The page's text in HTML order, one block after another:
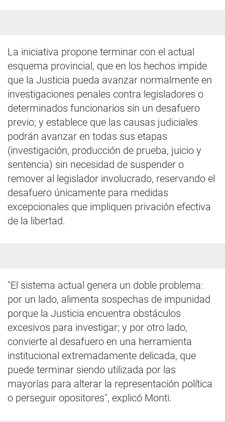
La iniciativa propone terminar con el actual
esquema provincial, que en los hechos impide
que la Justicia pueda avanzar normalmente en
investigaciones penales contra legisladores o
determinados funcionarios sin un desafuero
previo; y establece que las causas judiciales
podrán avanzar en todas sus etapas
(investigación, producción de prueba, juicio y
sentencia) sin necesidad de suspender o
remover al legislador involucrado, reservando el
desafuero únicamente para medidas
excepcionales que impliquen privación efectiva
de la libertad.
"El sistema actual genera un doble problema:
por un lado, alimenta sospechas de impunidad
porque la Justicia encuentra obstáculos
excesivos para investigar; y por otro lado,
convierte al desafuero en una herramienta
institucional extremadamente delicada, que
puede terminar siendo utilizada por las
mayorías para alterar la representación política
o perseguir opositores", explicó Monti.